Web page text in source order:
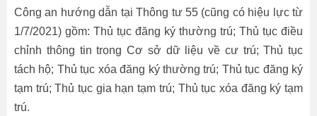
Công an hướng dẫn tại Thông tư 55 (cũng có hiệu lực từ
1/7/2021) gồm: Thủ tục đăng ký thường trú; Thủ tục điều
chỉnh thông tin trong Cơ sở dữ liệu về cư trú; Thủ tục
tách hộ; Thủ tục xóa đăng ký thường trú; Thủ tục đăng ký
tạm trú; Thủ tục gia hạn tạm trú; Thủ tục xóa đăng ký tạm
trú.